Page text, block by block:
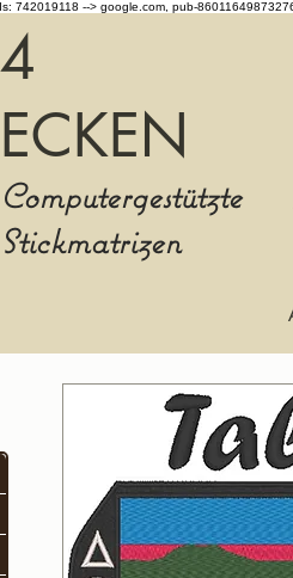
742019118 --> google.com, pub-
4
ECKEN
Computergestützte
Stickmatrizen